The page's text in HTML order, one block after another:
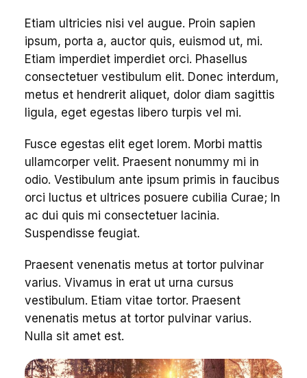
Etiam ultricies nisi vel augue. Proin sapien
ipsum, porta a, auctor quis, euismod ut, mi.
Etiam imperdiet imperdiet orci. Phasellus
consectetuer vestibulum elit. Donec interdum,
metus et hendrerit aliquet, dolor diam sagittis
ligula, eget egestas libero turpis vel mi.
Fusce egestas elit eget lorem. Morbi mattis
ullamcorper velit. Praesent nonummy mi in
odio. Vestibulum ante ipsum primis in faucibus
orci luctus et ultrices posuere cubilia Curae; In
ac dui quis mi consectetuer lacinia.
Suspendisse feugiat.
Praesent venenatis metus at tortor pulvinar
varius. Vivamus in erat ut urna cursus
vestibulum. Etiam vitae tortor. Praesent
venenatis metus at tortor pulvinar varius.
Nulla sit amet est.